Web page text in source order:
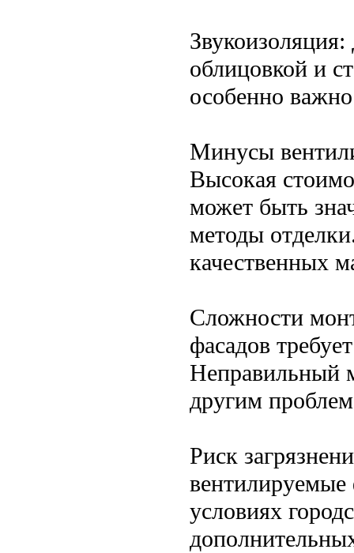
облицовкой и
особенно
Минусы
Высокая
может быть
методы
качественных
Сложности
фасадов
Неправильный
другим
Риск
вентилируемые
условиях